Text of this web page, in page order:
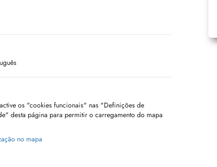
os "cookies funcionais" nas "Definições de
desta página para permitir o carregamento do mapa
no mapa